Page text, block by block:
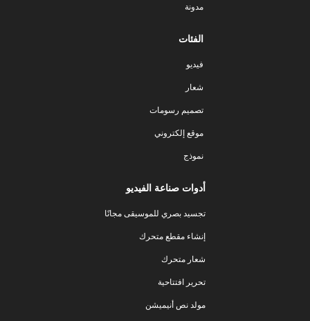
مدونة
الفئات
فيديو
شعار
تصميم رسومات
موقع إلكتروني
نموذج
أدوات صناعة الفيديو
تجسيد بصري للموسيقى مجانًا
إنشاء مقطع متحرك
شعار متحرك
تحرير افتتاحية
مولد نص أنيميشن